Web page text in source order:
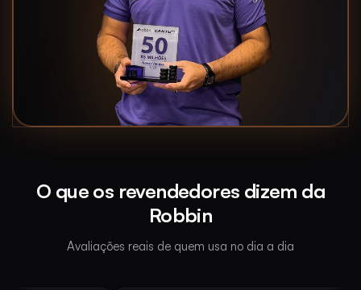
O que os revendedores dizem da
Robbin
Avaliações reais de quem usa no dia a dia